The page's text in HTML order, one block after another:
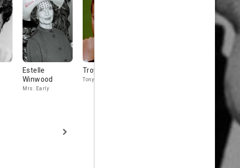
Estelle
Winwood
Mrs. Early
Troy Donahue
Tony Manza
Gloria